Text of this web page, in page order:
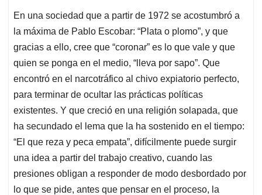
En una sociedad que a partir de 1972 se acostumbró a
la máxima de Pablo Escobar: “Plata o plomo”, y que
gracias a ello, cree que “coronar” es lo que vale y que
quien se ponga en el medio, “lleva por sapo”. Que
encontró en el narcotráfico al chivo expiatorio perfecto,
para terminar de ocultar las prácticas políticas
existentes. Y que creció en una religión solapada, que
ha secundado el lema que la ha sostenido en el tiempo:
“El que reza y peca empata”, difícilmente puede surgir
una idea a partir del trabajo creativo, cuando las
presiones obligan a responder de modo desbordado por
lo que se pide, antes que pensar en el proceso, la